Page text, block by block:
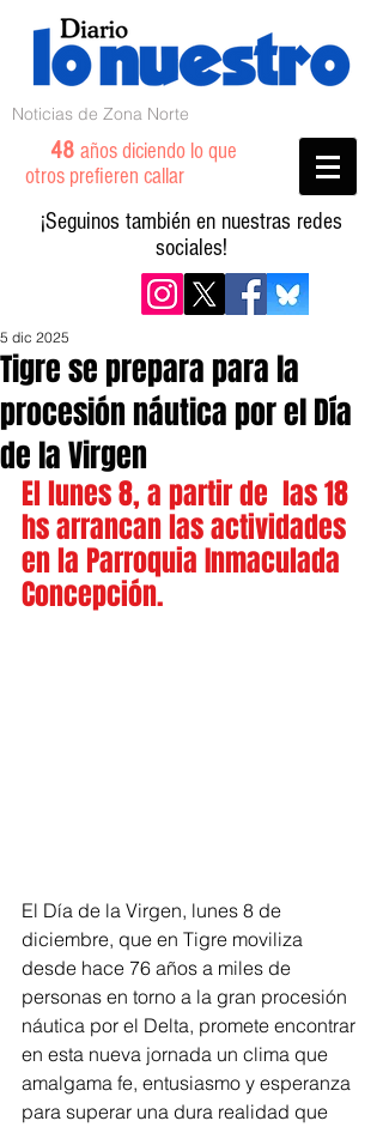
Noticias de Zona Norte
48 años diciendo lo que
otros prefieren callar
¡Seguinos también en nuestras redes
sociales!
Tigre se prepara para la
procesión náutica por el Día
de la Virgen
5 dic 2025
El lunes 8, a partir de  las 18
hs arrancan las actividades
en la Parroquia Inmaculada
Concepción.
El Día de la Virgen, lunes 8 de
diciembre, que en Tigre moviliza
desde hace 76 años a miles de
personas en torno a la gran procesión
náutica por el Delta, promete encontrar
en esta nueva jornada un clima que
amalgama fe, entusiasmo y esperanza
para superar una dura realidad que